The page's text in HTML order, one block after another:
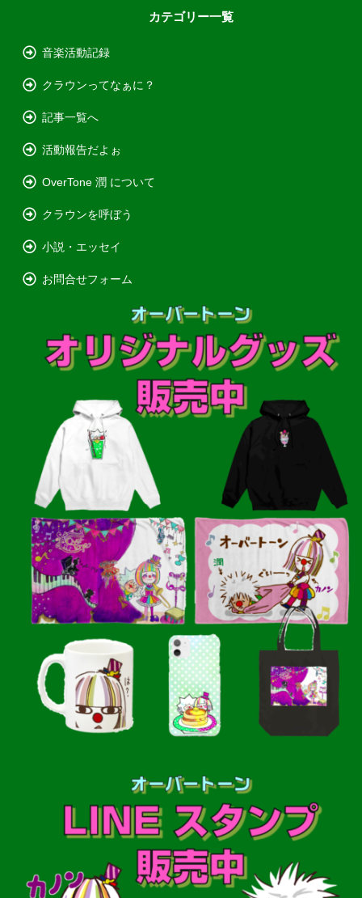
カテゴリー一覧
音楽活動記録
クラウンってなぁに？
記事一覧へ
活動報告だよぉ
OverTone 潤 について
クラウンを呼ぼう
小説・エッセイ
お問合せフォーム